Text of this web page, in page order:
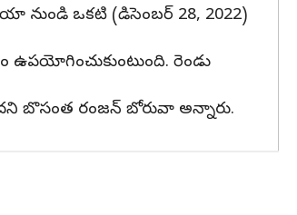
నుండి ఒకటి (డిసెంబర్ 28, 2022)
ఉపయోగించుకుంటుంది. రెండు
బొసంత రంజన్ బోరువా అన్నారు.